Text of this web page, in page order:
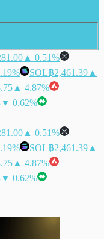
▲ 0.51%
SOL฿2,461.39 ▲
▲ 4.87%
▼ 0.62%
▲ 0.51%
SOL฿2,461.39 ▲
▲ 4.87%
▼ 0.62%